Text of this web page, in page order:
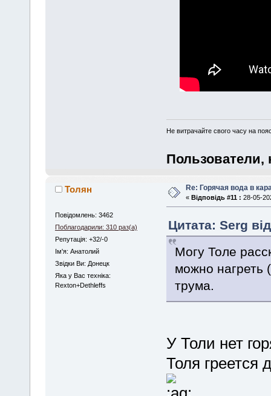
Не витрачайте свого часу на
Пользователи,
Толян
Повідомлень: 3462
Поблагодарили: 310 раз(а)
Репутація: +32/-0
Iм'я: Анатолий
Звідки Ви: Донецк
Яка у Вас техніка:
Rexton+Dethleffs
Re: Горячая вода в
« Відповідь #11 : 28-05-
Цитата: Serg
Могу Толе
можно нагреть
трума.
У Толи нет
Толя